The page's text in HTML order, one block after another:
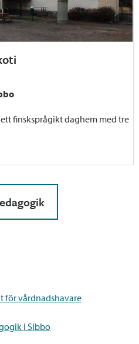
finsksprågikt daghem med tre
för vårdnadshavare
i Sibbo